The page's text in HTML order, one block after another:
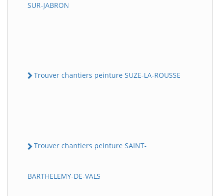
SUR-JABRON
Trouver chantiers peinture SUZE-LA-ROUSSE
Trouver chantiers peinture SAINT-
BARTHELEMY-DE-VALS